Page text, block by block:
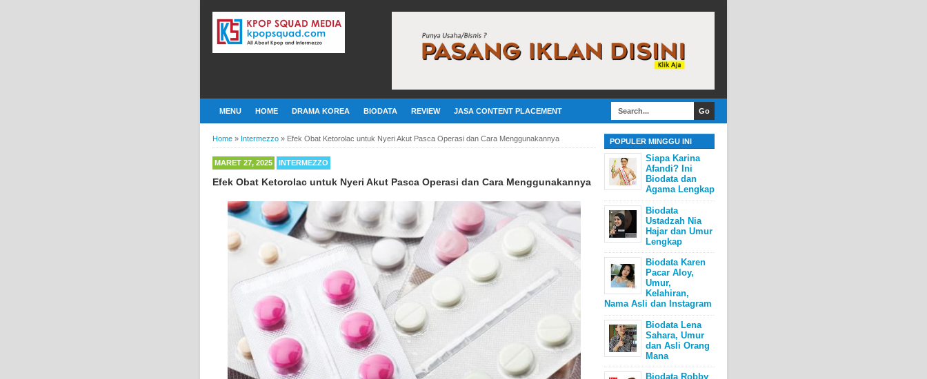
MENU HOME DRAMA KOREA BIODATA REVIEW JASA CONTENT PLACEMENT
Home » Intermezzo » Efek Obat Ketorolac untuk Nyeri Akut Pasca Operasi dan Cara Menggunakannya
MARET 27, 2025 INTERMEZZO
Efek Obat Ketorolac untuk Nyeri Akut Pasca Operasi dan Cara Menggunakannya
POPULER MINGGU INI
Siapa Karina
Afandi? Ini
Biodata dan
Agama Lengkap
Biodata
Ustadzah Nia
Hajar dan Umur
Lengkap
Biodata Karen
Pacar Aloy,
Umur,
Kelahiran,
Nama Asli dan Instagram
Biodata Lena
Sahara, Umur
dan Asli Orang
Mana
Biodata Robby